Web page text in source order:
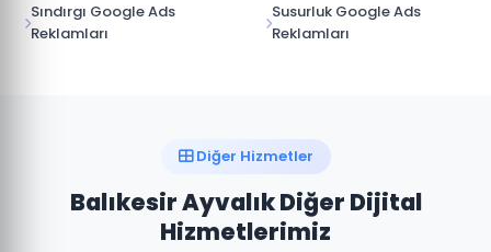
Sındırgı Google Ads
Reklamları
Susurluk Google Ads
Reklamları
Diğer Hizmetler
Balıkesir Ayvalık Diğer Dijital
Hizmetlerimiz